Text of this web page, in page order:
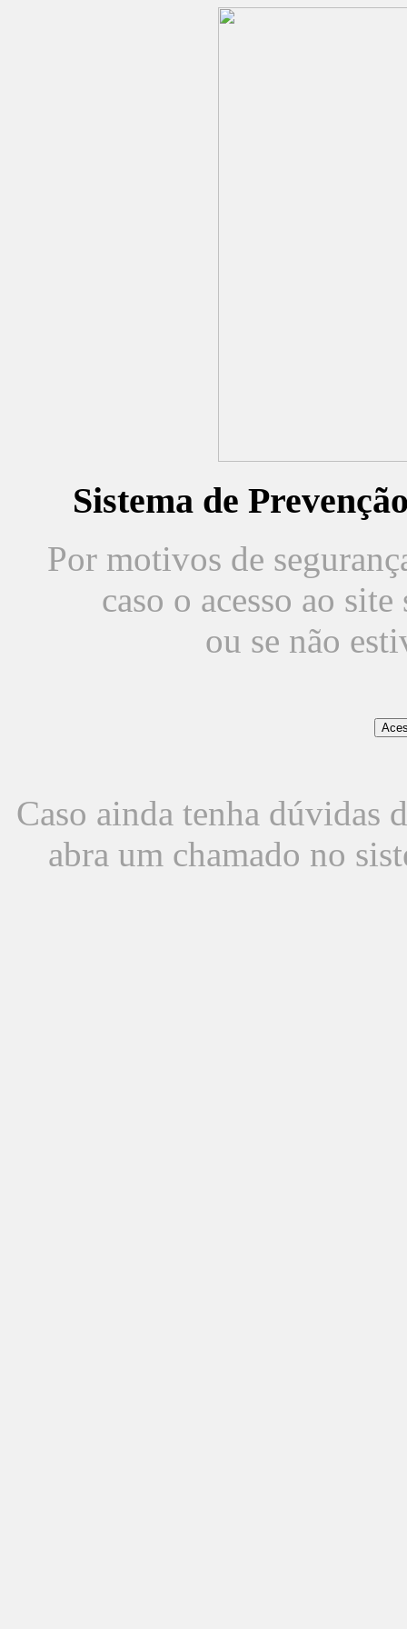
Sistema de
Por motivos de
caso o acesso ao
ou se não
Caso ainda tenha dúvidas
abra um chamado no